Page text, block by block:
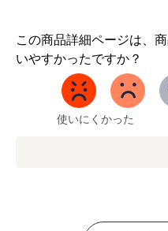
この商品詳細ページは、
いやすかったですか？
1
か
使いにくかった